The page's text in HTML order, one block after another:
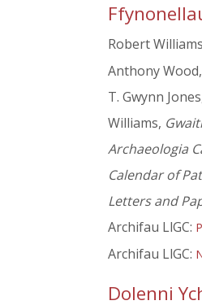
Robert
Anthony Wood,
T. Gwynn
Williams,
Archaeologia
Calendar of
Letters and
Archifau LlGC:
Archifau LlGC:
Dolenni